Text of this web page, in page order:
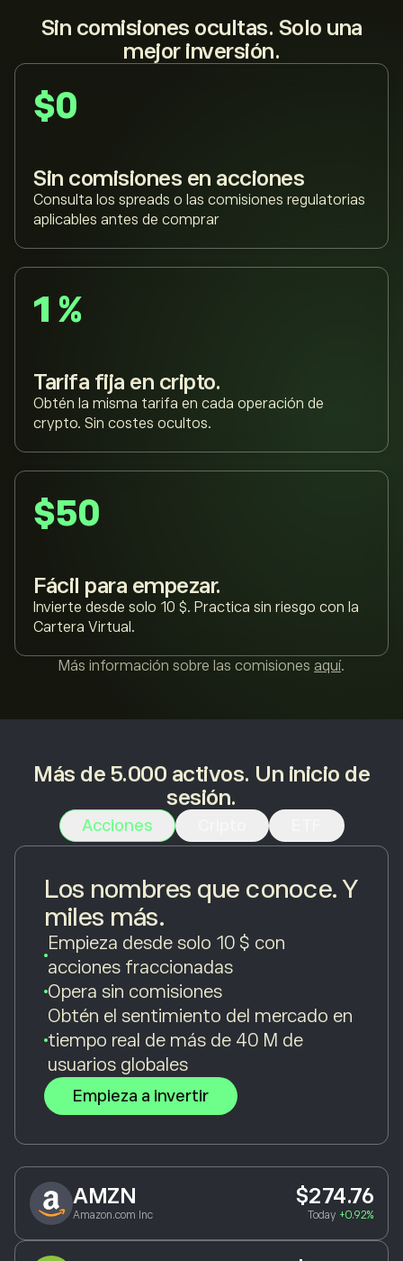
Sin comisiones ocultas. Solo una
mejor inversión.
$0
Sin comisiones en acciones
Consulta los spreads o las comisiones regulatorias
aplicables antes de comprar
1 %
Tarifa fija en cripto.
Obtén la misma tarifa en cada operación de
crypto. Sin costes ocultos.
$50
Fácil para empezar.
Invierte desde solo 10 $. Practica sin riesgo con la
Cartera Virtual.
Más información sobre las comisiones aquí.
Más de 5.000 activos. Un inicio de
sesión.
Acciones
Los nombres que conoce. Y
miles más.
Empieza desde solo 10 $ con
acciones fraccionadas
Opera sin comisiones
Obtén el sentimiento del mercado en
tiempo real de más de 40 M de
usuarios globales
Empieza a invertir
AMZN
Amazon.com Inc
$274.76
Today +0.92%